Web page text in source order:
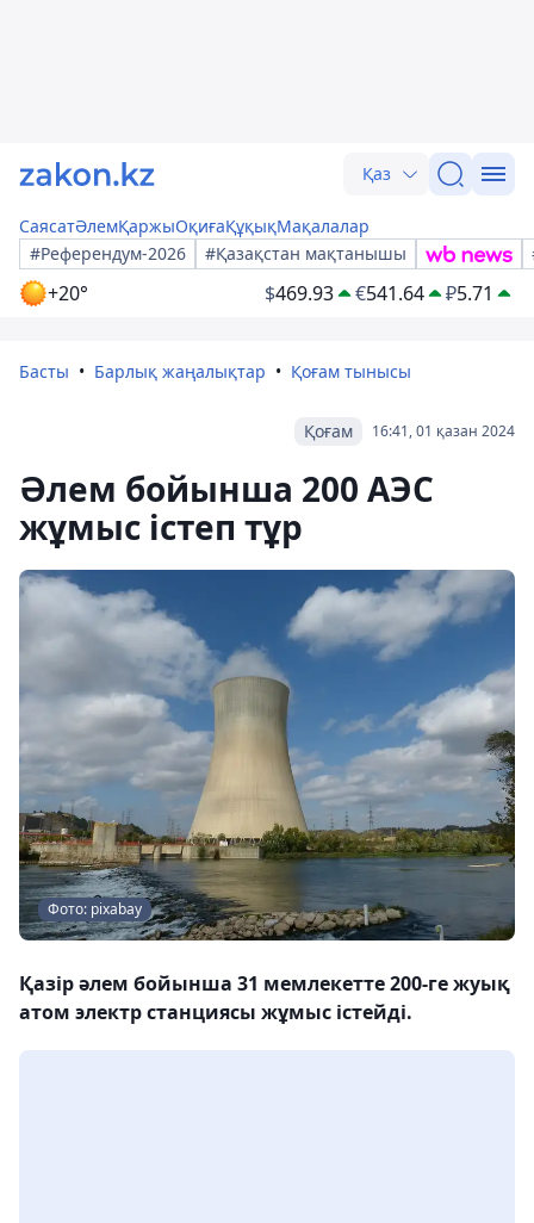
Қаз
СаясатӘлемҚаржыОқиғаҚұқықМақалалар
#Референдум-2026
#Қазақстан мақтанышы
+20° $469.93 €541.64 ₽5.71
Басты Барлық жаңалықтар Қоғам тынысы
16:41, 01 қазан 2024
Қоғам
Әлем бойынша 200 АЭС
жұмыс істеп тұр
Фото: pixabay
Қазір әлем бойынша 31 мемлекетте 200-ге жуық
атом электр станциясы жұмыс істейді.